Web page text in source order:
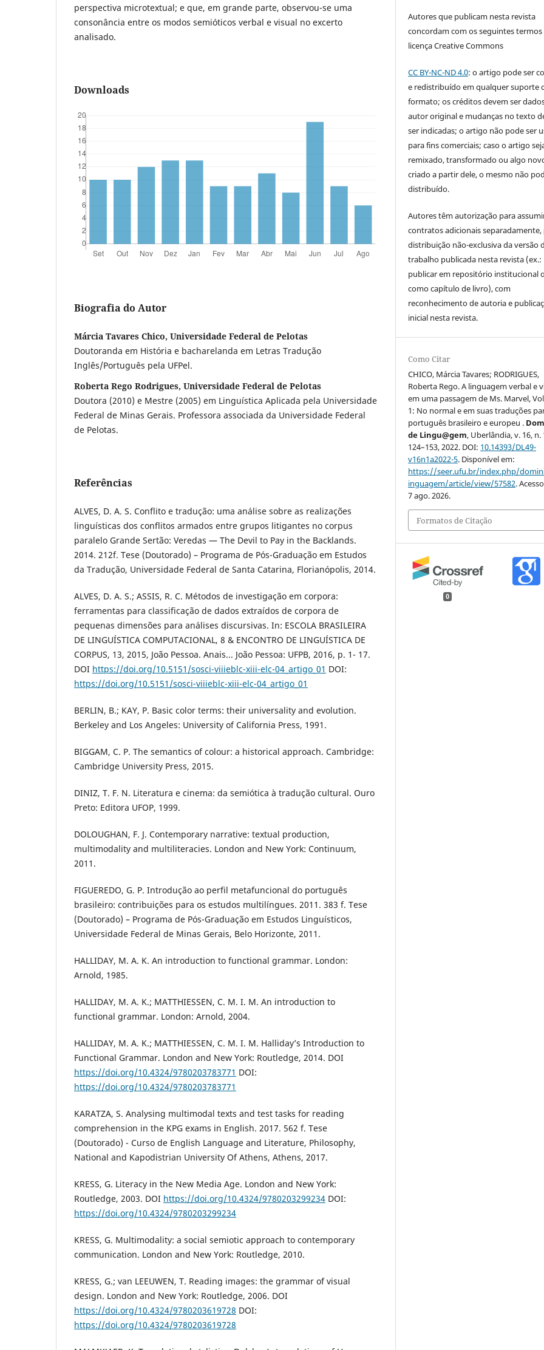
perspectiva microtextual; e que, em grande parte, observou-se uma
consonância entre os modos semióticos verbal e visual no excerto
analisado.
Downloads
Biografia do Autor
Márcia Tavares Chico, Universidade Federal de Pelotas
Doutoranda em História e bacharelanda em Letras Tradução
Inglês/Português pela UFPel.
Roberta Rego Rodrigues, Universidade Federal de Pelotas
Doutora (2010) e Mestre (2005) em Linguística Aplicada pela Universidade
Federal de Minas Gerais. Professora associada da Universidade Federal
de Pelotas.
Referências
ALVES, D. A. S. Conflito e tradução: uma análise sobre as realizações
linguísticas dos conflitos armados entre grupos litigantes no corpus
paralelo Grande Sertão: Veredas — The Devil to Pay in the Backlands.
2014. 212f. Tese (Doutorado) – Programa de Pós-Graduação em Estudos
da Tradução, Universidade Federal de Santa Catarina, Florianópolis, 2014.
ALVES, D. A. S.; ASSIS, R. C. Métodos de investigação em corpora:
ferramentas para classificação de dados extraídos de corpora de
pequenas dimensões para análises discursivas. In: ESCOLA BRASILEIRA
DE LINGUÍSTICA COMPUTACIONAL, 8 & ENCONTRO DE LINGUÍSTICA DE
CORPUS, 13, 2015, João Pessoa. Anais... João Pessoa: UFPB, 2016, p. 1- 17.
DOI https://doi.org/10.5151/sosci-viiieblc-xiii-elc-04_artigo_01 DOI:
https://doi.org/10.5151/sosci-viiieblc-xiii-elc-04_artigo_01
BERLIN, B.; KAY, P. Basic color terms: their universality and evolution.
Berkeley and Los Angeles: University of California Press, 1991.
BIGGAM, C. P. The semantics of colour: a historical approach. Cambridge:
Cambridge University Press, 2015.
DINIZ, T. F. N. Literatura e cinema: da semiótica à tradução cultural. Ouro
Preto: Editora UFOP, 1999.
DOLOUGHAN, F. J. Contemporary narrative: textual production,
multimodality and multiliteracies. London and New York: Continuum,
2011.
FIGUEREDO, G. P. Introdução ao perfil metafuncional do português
brasileiro: contribuições para os estudos multilíngues. 2011. 383 f. Tese
(Doutorado) – Programa de Pós-Graduação em Estudos Linguísticos,
Universidade Federal de Minas Gerais, Belo Horizonte, 2011.
HALLIDAY, M. A. K. An introduction to functional grammar. London:
Arnold, 1985.
HALLIDAY, M. A. K.; MATTHIESSEN, C. M. I. M. An introduction to
functional grammar. London: Arnold, 2004.
HALLIDAY, M. A. K.; MATTHIESSEN, C. M. I. M. Halliday’s Introduction to
Functional Grammar. London and New York: Routledge, 2014. DOI
https://doi.org/10.4324/9780203783771 DOI:
https://doi.org/10.4324/9780203783771
KARATZA, S. Analysing multimodal texts and test tasks for reading
comprehension in the KPG exams in English. 2017. 562 f. Tese
(Doutorado) - Curso de English Language and Literature, Philosophy,
National and Kapodistrian University Of Athens, Athens, 2017.
KRESS, G. Literacy in the New Media Age. London and New York:
Routledge, 2003. DOI https://doi.org/10.4324/9780203299234 DOI:
https://doi.org/10.4324/9780203299234
KRESS, G. Multimodality: a social semiotic approach to contemporary
communication. London and New York: Routledge, 2010.
KRESS, G.; van LEEUWEN, T. Reading images: the grammar of visual
design. London and New York: Routledge, 2006. DOI
https://doi.org/10.4324/9780203619728 DOI:
https://doi.org/10.4324/9780203619728
Autores que publicam nesta revista
concordam com os seguintes termos
licença Creative Commons
CC BY-NC-ND 4.0: o artigo pode ser
e redistribuído em qualquer suporte
formato; os créditos devem ser
autor original e mudanças no texto
ser indicadas; o artigo não pode ser
para fins comerciais; caso o artigo
remixado, transformado ou algo
criado a partir dele, o mesmo não
distribuído.
Autores têm autorização para
contratos adicionais separadamente,
distribuição não-exclusiva da versão
trabalho publicada nesta revista (ex.:
publicar em repositório institucional
como capítulo de livro), com
reconhecimento de autoria e
inicial nesta revista.
Como Citar
CHICO, Márcia Tavares; RODRIGUES,
Roberta Rego. A linguagem verbal e
em uma passagem de Ms. Marvel,
1: No normal e em suas traduções
português brasileiro e europeu .
de Lingu@gem, Uberlândia, v. 16, n.
124–153, 2022. DOI: 10.14393/DL49-
v16n1a2022-5. Disponível em:
https://seer.ufu.br/index.php/
inguagem/article/view/57582.
7 ago. 2026.
Formatos de Citação
0